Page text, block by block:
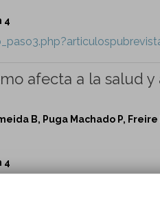
4
afecta a la salud
B, Puga Machado P, Freire
4